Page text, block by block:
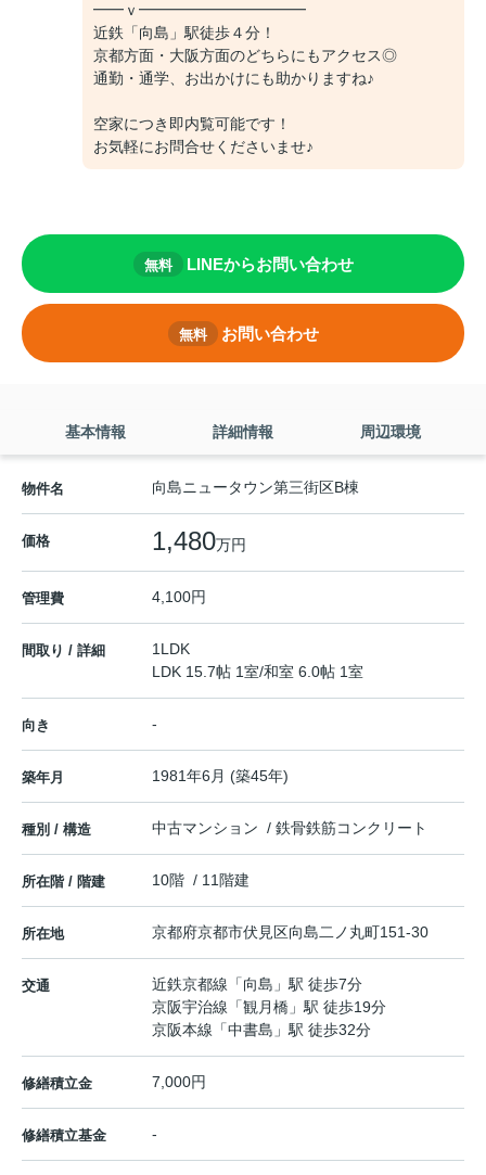
━━ｖ━━━━━━━━━━━
近鉄「向島」駅徒歩４分！
京都方面・大阪方面のどちらにもアクセス◎
通勤・通学、お出かけにも助かりますね♪
空家につき即内覧可能です！
お気軽にお問合せくださいませ♪
無料 LINEからお問い合わせ
無料 お問い合わせ
基本情報 詳細情報 周辺環境
物件名 向島ニュータウン第三街区B棟
価格 1,480万円
管理費 4,100円
間取り / 詳細
1LDK
LDK 15.7帖 1室/和室 6.0帖 1室
向き -
築年月 1981年6月 (築45年)
種別 / 構造 中古マンション / 鉄骨鉄筋コンクリート
所在階 / 階建 10階 / 11階建
所在地 京都府京都市伏見区向島二ノ丸町151-30
交通 近鉄京都線 「向島 」駅 徒歩7分
京阪宇治線 「観月橋 」駅 徒歩19分
京阪本線 「中書島 」駅 徒歩32分
修繕積立金 7,000円
修繕積立基金 -